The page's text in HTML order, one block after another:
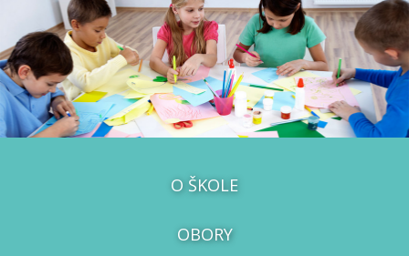
O ŠKOLE
OBORY